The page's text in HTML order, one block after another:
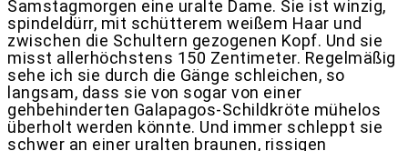
Samstagmorgen eine uralte Dame. Sie ist winzig,
spindeldürr, mit schütterem weißem Haar und
zwischen die Schultern gezogenen Kopf. Und sie
misst allerhöchstens 150 Zentimeter. Regelmäßig
sehe ich sie durch die Gänge schleichen, so
langsam, dass sie von sogar von einer
gehbehinderten Galapagos-Schildkröte mühelos
überholt werden könnte. Und immer schleppt sie
schwer an einer uralten braunen, rissigen